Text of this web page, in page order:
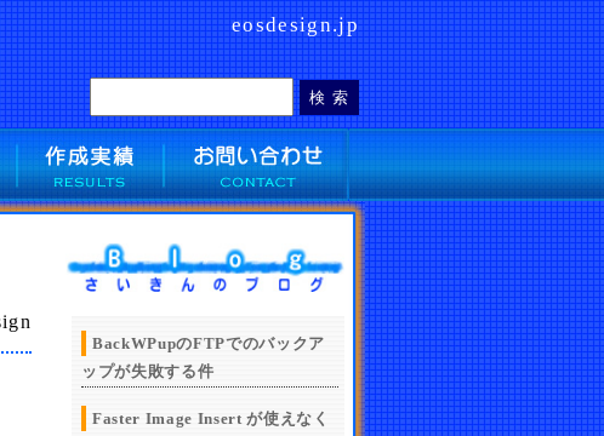
eosdesign.jp
BackWPupのFTPでのバックア
ップが失敗する件
Faster Image Insert が使えなく